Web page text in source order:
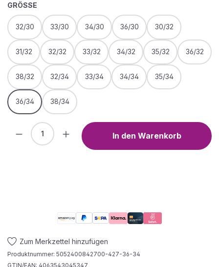
GRÖSSE
32/30 33/30 34/30 36/30 30/32
31/32 32/32 33/32 34/32 35/32 36/32
38/32 32/34 33/34 34/34 35/34
36/34 38/34
Produkt Anzahl: Gib den gewünschten
In den Warenkorb
Zum Merkzettel hinzufügen
Produktnummer: 5052400842700-427-36-34
GTIN/EAN: 4063543045347